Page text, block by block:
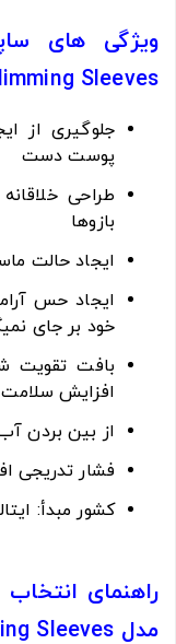
Sleeves:
جلوگیری از
پوست دست
طراحی
بازوها
ایجاد حالت
ایجاد حس
خود بر جای
بافت تقویت
افزایش
از بین بردن
فشار تدریجی
کشور مبدأ:
مدل Slimming Sleeves: